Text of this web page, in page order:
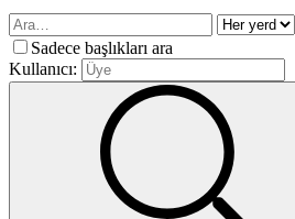
Sadece başlıkları ara
Kullanıcı: